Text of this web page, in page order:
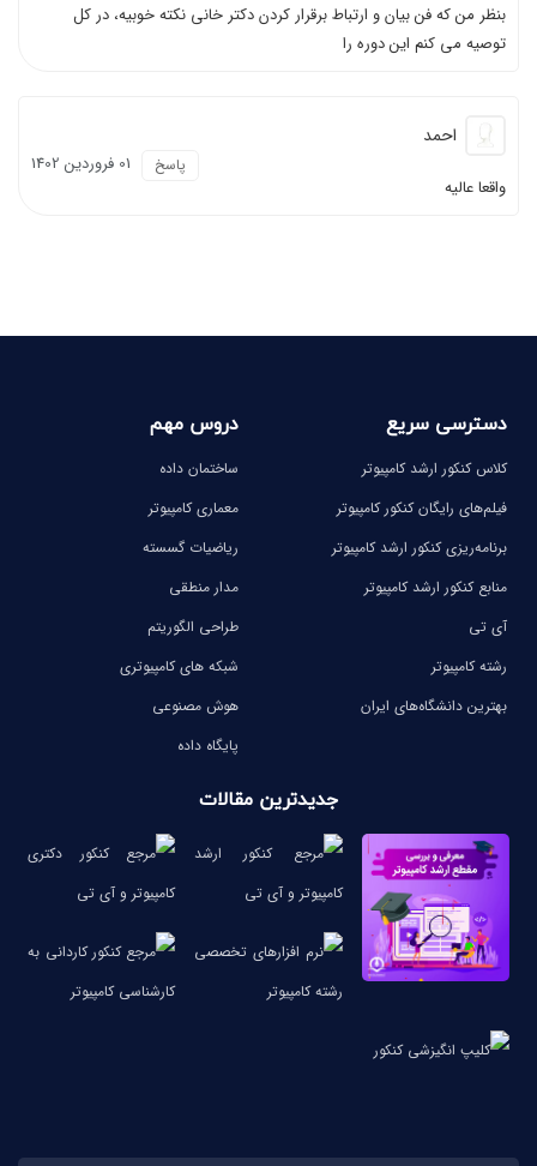
بنظر من كه فن بيان و ارتباط برقرار كردن دکتر خاني نكته خوبيه، در كل
توصيه مي كنم اين دوره را
احمد
01 فروردين 1402 پاسخ
واقعا عالیه
دسترسی سریع
کلاس کنکور ارشد کامپیوتر
فیلم‌های رایگان کنکور کامپیوتر
برنامه‌ریزی کنکور ارشد کامپیوتر
منابع کنکور ارشد کامپیوتر
آی تی
رشته کامپیوتر
بهترین دانشگاه‌های ایران
دروس مهم
ساختمان داده
معماری کامپیوتر
ریاضیات گسسته
مدار منطقی
طراحی الگوریتم
شبکه های کامپیوتری
هوش مصنوعی
پایگاه داده
جدیدترین مقالات